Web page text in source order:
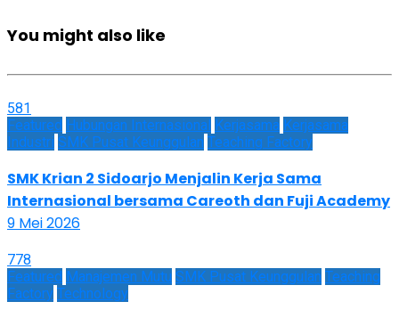
You might also like
581
Featured Hubungan Internasional Kerjasama Kerjasama
Industri SMK Pusat Keunggulan Teaching Factory
SMK Krian 2 Sidoarjo Menjalin Kerja Sama
Internasional bersama Careoth dan Fuji Academy
9 Mei 2026
778
Featured Manajemen Mutu SMK Pusat Keunggulan Teaching
Factory Technology